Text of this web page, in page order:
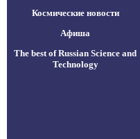
Космические новости
Афиша
The best of Russian Science and
Technology